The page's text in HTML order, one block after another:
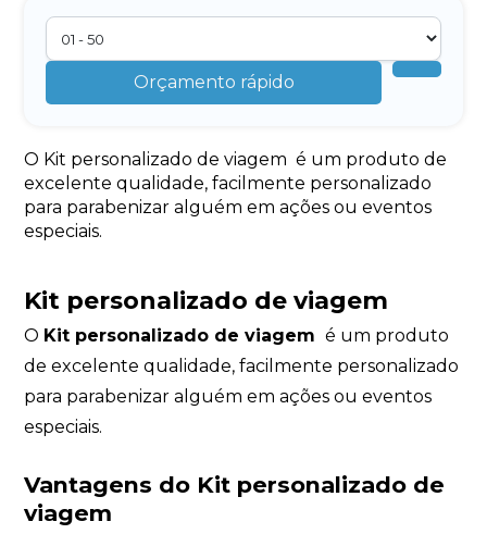
Orçamento rápido
O Kit personalizado de viagem é um produto de
excelente qualidade, facilmente personalizado
para parabenizar alguém em ações ou eventos
especiais.
Kit personalizado de viagem
O Kit personalizado de viagem é um produto
de excelente qualidade, facilmente personalizado
para parabenizar alguém em ações ou eventos
especiais.
Vantagens do Kit personalizado de
viagem